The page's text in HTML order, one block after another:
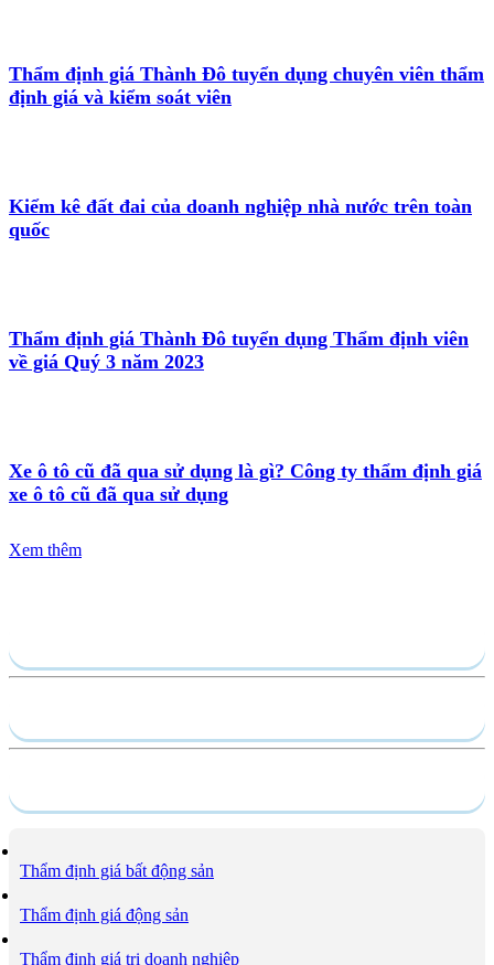
Thẩm định giá Thành Đô tuyển dụng chuyên viên thẩm
định giá và kiểm soát viên
Kiểm kê đất đai của doanh nghiệp nhà nước trên toàn
quốc
Thẩm định giá Thành Đô tuyển dụng Thẩm định viên
về giá Quý 3 năm 2023
Xe ô tô cũ đã qua sử dụng là gì? Công ty thẩm định giá
xe ô tô cũ đã qua sử dụng
Xem thêm
Thẩm định giá bất động sản
Thẩm định giá động sản
Thẩm định giá trị doanh nghiệp